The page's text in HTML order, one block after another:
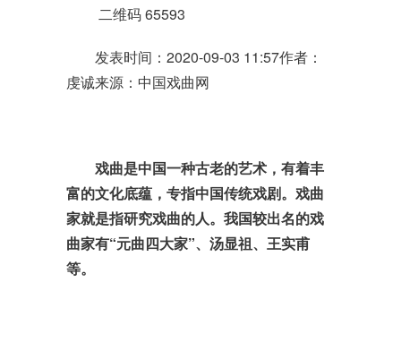
二维码 65593
发表时间：2020-09-03 11:57作者：
虔诚来源：中国戏曲网
戏曲是中国一种古老的艺术，有着丰
富的文化底蕴，专指中国传统戏剧。戏曲
家就是指研究戏曲的人。我国较出名的戏
曲家有“元曲四大家”、汤显祖、王实甫
等。